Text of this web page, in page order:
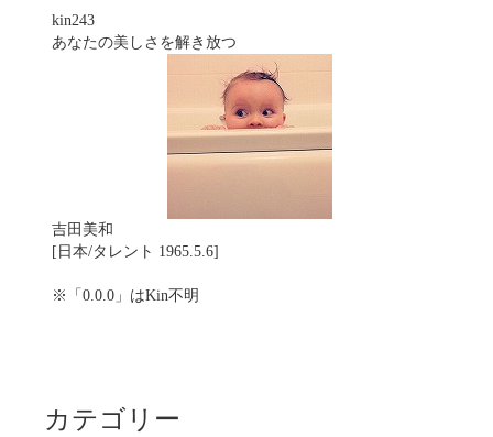
kin243
あなたの美しさを解き放つ
吉田美和
[日本/タレント 1965.5.6]
※「0.0.0」はKin不明
カテゴリー